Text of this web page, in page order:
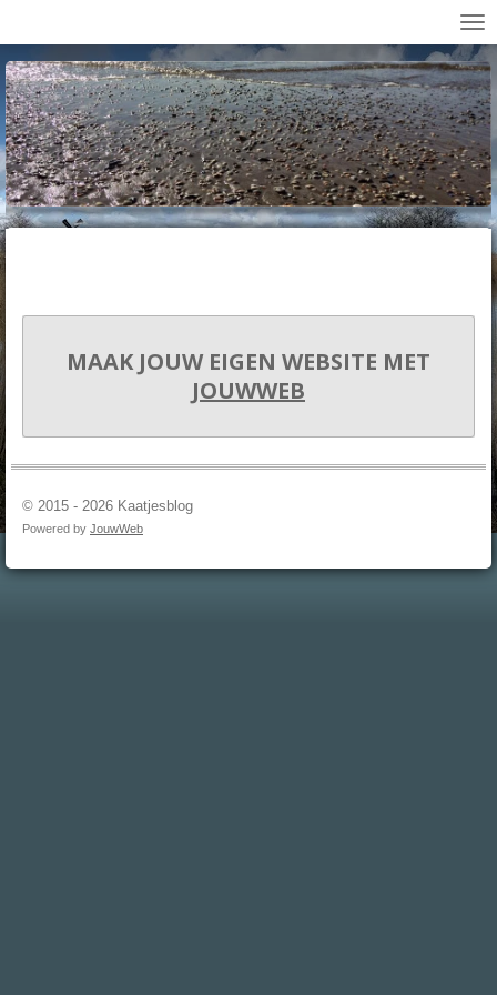
direct
naar
de
hoofdinhoud
MAAK JOUW EIGEN WEBSITE MET
JOUWWEB
© 2015 - 2026 Kaatjesblog
Powered by JouwWeb